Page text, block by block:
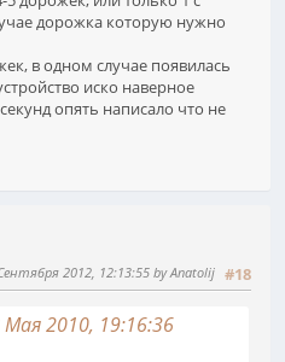
дорожка которую нужно
в одном случае появилась
иско наверное
опять написало что не
#18
2012, 12:13:55 by Anatolij
2010, 19:16:36